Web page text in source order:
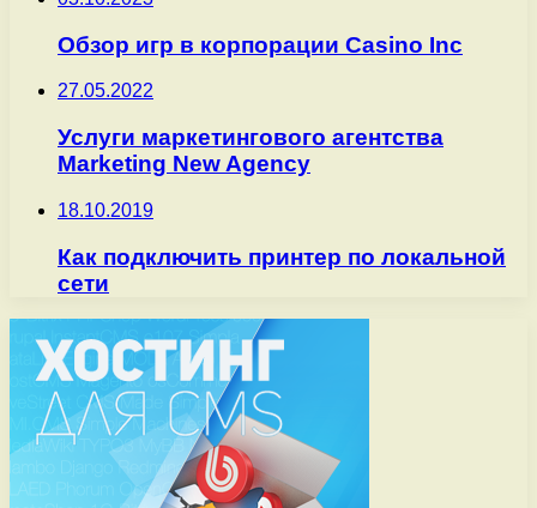
Обзор игр в корпорации Casino Inc
27.05.2022
Услуги маркетингового агентства
Marketing New Agency
18.10.2019
Как подключить принтер по локальной
сети